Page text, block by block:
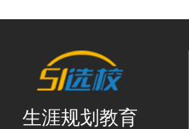
生涯规划教育